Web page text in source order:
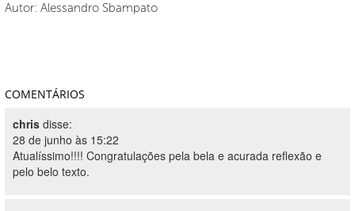
Autor: Alessandro Sbampato
COMENTÁRIOS
chris disse:
28 de junho às 15:22
Atualíssimo!!!! Congratulações pela bela e acurada reflexão e
pelo belo texto.